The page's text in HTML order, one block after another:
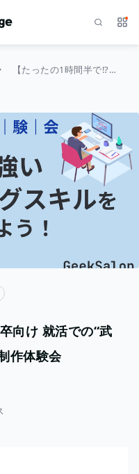
サ
【たったの1時間半で!?】28卒向け 就活での“武器”が1つ増えるWebサイト制作体験会
向け 就活での“武
作体験会